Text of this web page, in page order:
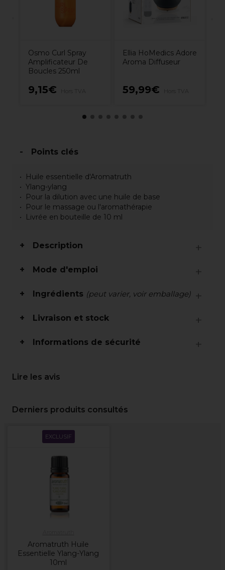
Osmo Curl Spray
Amplificateur De
Boucles 250ml
9,15€
Ellia HoMedics Adore
Aroma Diffuseur
59,99€
Points clés
Huile essentielle d'Aromatruth
Ylang-ylang
Pour la dilution avec une huile de base
Pour le massage ou l'aromathérapie
Livrée en bouteille de 10 ml
Description
Mode d'emploi
Ingrédients (peut varier, voir emballage)
Livraison et stock
Informations de sécurité
Lire les avis
Derniers produits consultés
EXCLUSIF
Aromatruth Huile
Essentielle Ylang-Ylang
10ml